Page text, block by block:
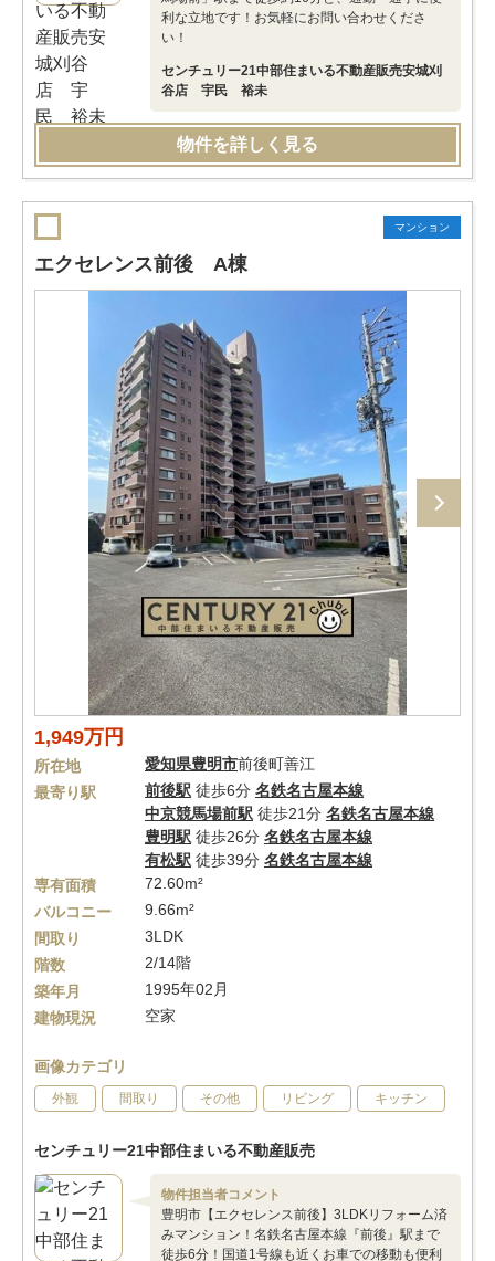
利な立地です！お気軽にお問い合わせくださ
い！
センチュリー21中部住まいる不動産販売安城刈
谷店 宇民 裕未
物件を詳しく見る
マンション
エクセレンス前後 A棟
1,949万円
所在地 愛知県豊明市前後町善江
最寄り駅
前後駅 徒歩6分 名鉄名古屋本線
中京競馬場前駅 徒歩21分 名鉄名古屋本線
豊明駅 徒歩26分 名鉄名古屋本線
有松駅 徒歩39分 名鉄名古屋本線
専有面積
72.60m²
バルコニー
9.66m²
間取り
3LDK
階数
2/14階
築年月
1995年02月
建物現況
空家
画像カテゴリ
外観 間取り その他 リビング キッチン
センチュリー21中部住まいる不動産販売
物件担当者コメント
豊明市【エクセレンス前後】3LDKリフォーム済
みマンション！名鉄名古屋本線『前後』駅まで
徒歩6分！国道1号線も近くお車での移動も便利